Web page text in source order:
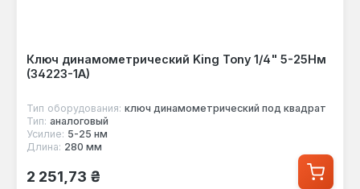
Ключ динамометрический King Tony 1/4" 5-25Нм
(34223-1A)
Тип оборудования: ключ динамометрический под квадрат
Тип: аналоговый
Усилие: 5-25 нм
Длина: 280 мм
Обычная цена:
2 251,73 ₴